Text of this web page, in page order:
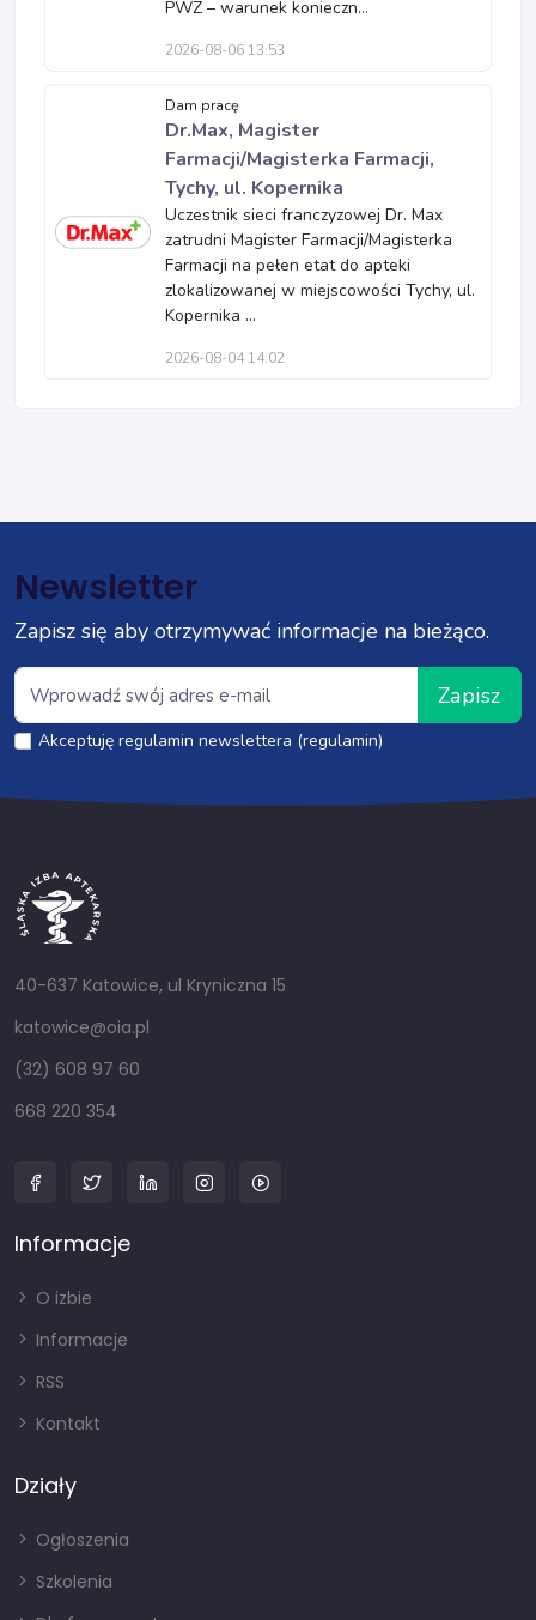
PWZ – warunek konieczn...
2026-08-06 13:53
Dam pracę
Dr.Max, Magister
Farmacji/Magisterka Farmacji,
Tychy, ul. Kopernika
Uczestnik sieci franczyzowej Dr. Max
zatrudni Magister Farmacji/Magisterka
Farmacji na pełen etat do apteki
zlokalizowanej w miejscowości Tychy, ul.
Kopernika ...
2026-08-04 14:02
Newsletter
Zapisz się aby otrzymywać informacje na bieżąco.
Zapisz
Akceptuję regulamin newslettera (regulamin)
40-637 Katowice, ul Kryniczna 15
katowice@oia.pl
(32) 608 97 60
668 220 354
Informacje
O izbie
Informacje
RSS
Kontakt
Działy
Ogłoszenia
Szkolenia